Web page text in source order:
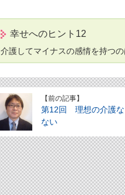
幸せへのヒント12
介護してマイナスの感情を持つ
【前の記事】
第12回 理想の介護な
ない